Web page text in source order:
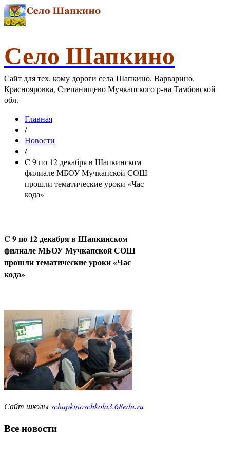
Село Шапкино
Сайт для тех, кому дороги села Шапкино, Варварино,
Краснояровка, Степанищево Мучкапского р-на Тамбовской
обл.
Главная
/
Новости
/
C 9 по 12 декабря в Шапкинском
филиале МБОУ Мучкапской СОШ
прошли тематические уроки «Час
кода»
C 9 по 12 декабря в Шапкинском
филиале МБОУ Мучкапской СОШ
прошли тематические уроки «Час
кода»
Сайт школыschapkinoschkola3.68edu.ru
Все новости